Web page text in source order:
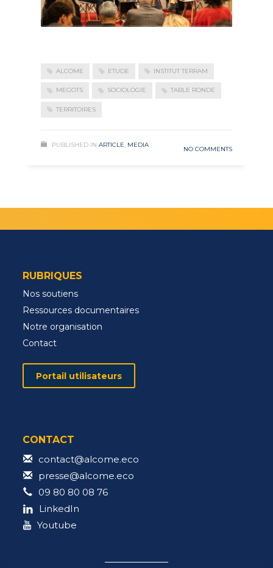
ALCOME ETUDE INSTITUT TERRAM
MEGOTS SOCIOLOGIE TABLE RONDE
TERRITOIRES
PUBLISHED IN ARTICLE, MEDIA
NO COMMENTS
RUBRIQUES
Nos soutiens
Ressources documentaires
Notre organisation
Contact
Portail utilisateurs
CONTACT
contact@alcome.eco
presse@alcome.eco
09 80 80 08 76
LinkedIn
Youtube